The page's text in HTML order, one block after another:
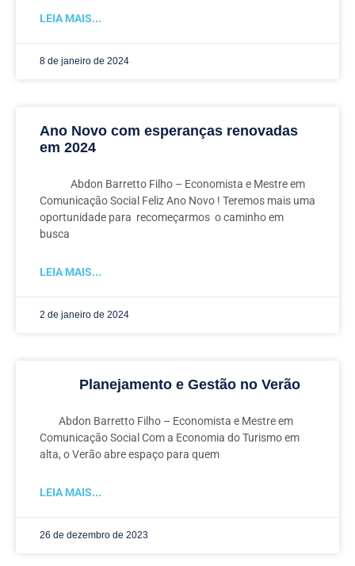
LEIA MAIS...
8 de janeiro de 2024
Ano Novo com esperanças renovadas
em 2024
Abdon Barretto Filho – Economista e Mestre em
Comunicação Social Feliz Ano Novo ! Teremos mais uma
oportunidade para recomeçarmos o caminho em
busca
LEIA MAIS...
2 de janeiro de 2024
Planejamento e Gestão no Verão
Abdon Barretto Filho – Economista e Mestre em
Comunicação Social Com a Economia do Turismo em
alta, o Verão abre espaço para quem
LEIA MAIS...
26 de dezembro de 2023